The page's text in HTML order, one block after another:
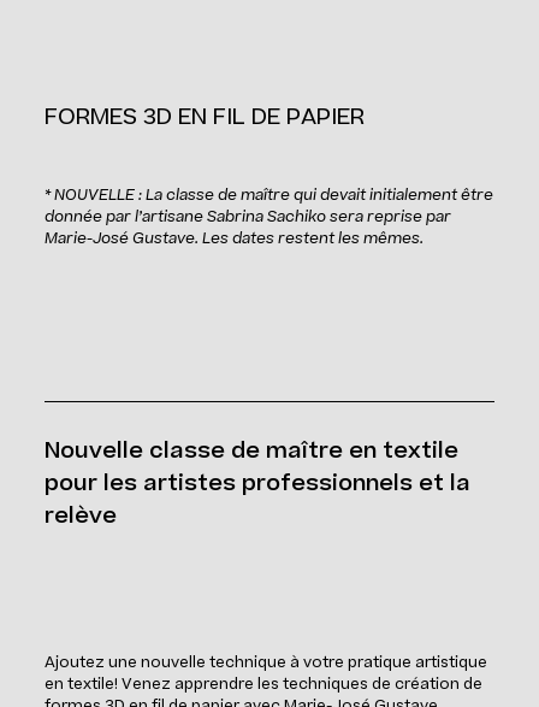
FORMES 3D EN FIL DE PAPIER
* NOUVELLE : La classe de maître qui devait initialement être
donnée par l’artisane Sabrina Sachiko sera reprise par
Marie-José Gustave. Les dates restent les mêmes.
Nouvelle classe de maître en textile
pour les artistes professionnels et la
relève
Ajoutez une nouvelle technique à votre pratique artistique
en textile! Venez apprendre les techniques de création de